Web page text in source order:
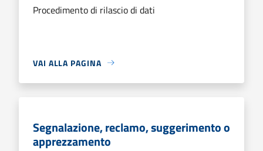
Procedimento di rilascio di dati
VAI ALLA PAGINA
Segnalazione, reclamo, suggerimento o
apprezzamento